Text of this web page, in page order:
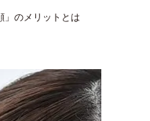
」のメリットとは